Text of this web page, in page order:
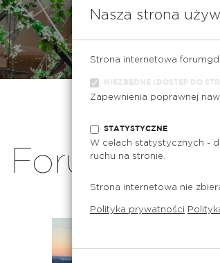
Forum
Nasza strona
Strona internetowa
NIEZBĘDNE (DOSTĘP DO
Zapewnienia poprawnej
STATYSTYCZNE
W celach statystycznych -
ruchu na stronie.
Strona internetowa nie
Polityka prywatności